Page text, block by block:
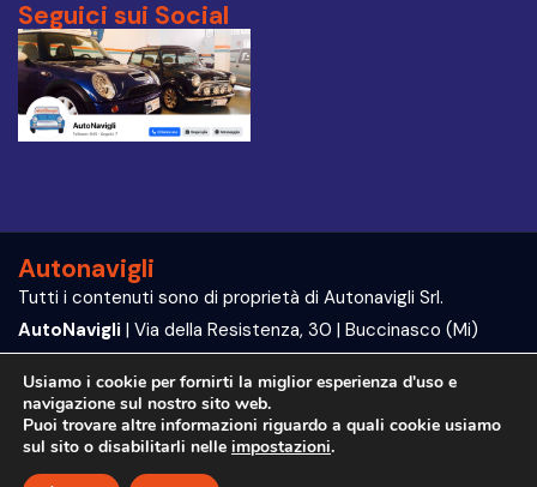
Seguici sui Social
Autonavigli
Tutti i contenuti sono di proprietà di Autonavigli Srl.
AutoNavigli | Via della Resistenza, 30 | Buccinasco (Mi)
P.IVA e C.F. 09564070960
Trattamento dei dati | Privacy Policy
Usiamo i cookie per fornirti la miglior esperienza d'uso e
navigazione sul nostro sito web.
Puoi trovare altre informazioni riguardo a quali cookie usiamo
sul sito o disabilitarli nelle impostazioni.